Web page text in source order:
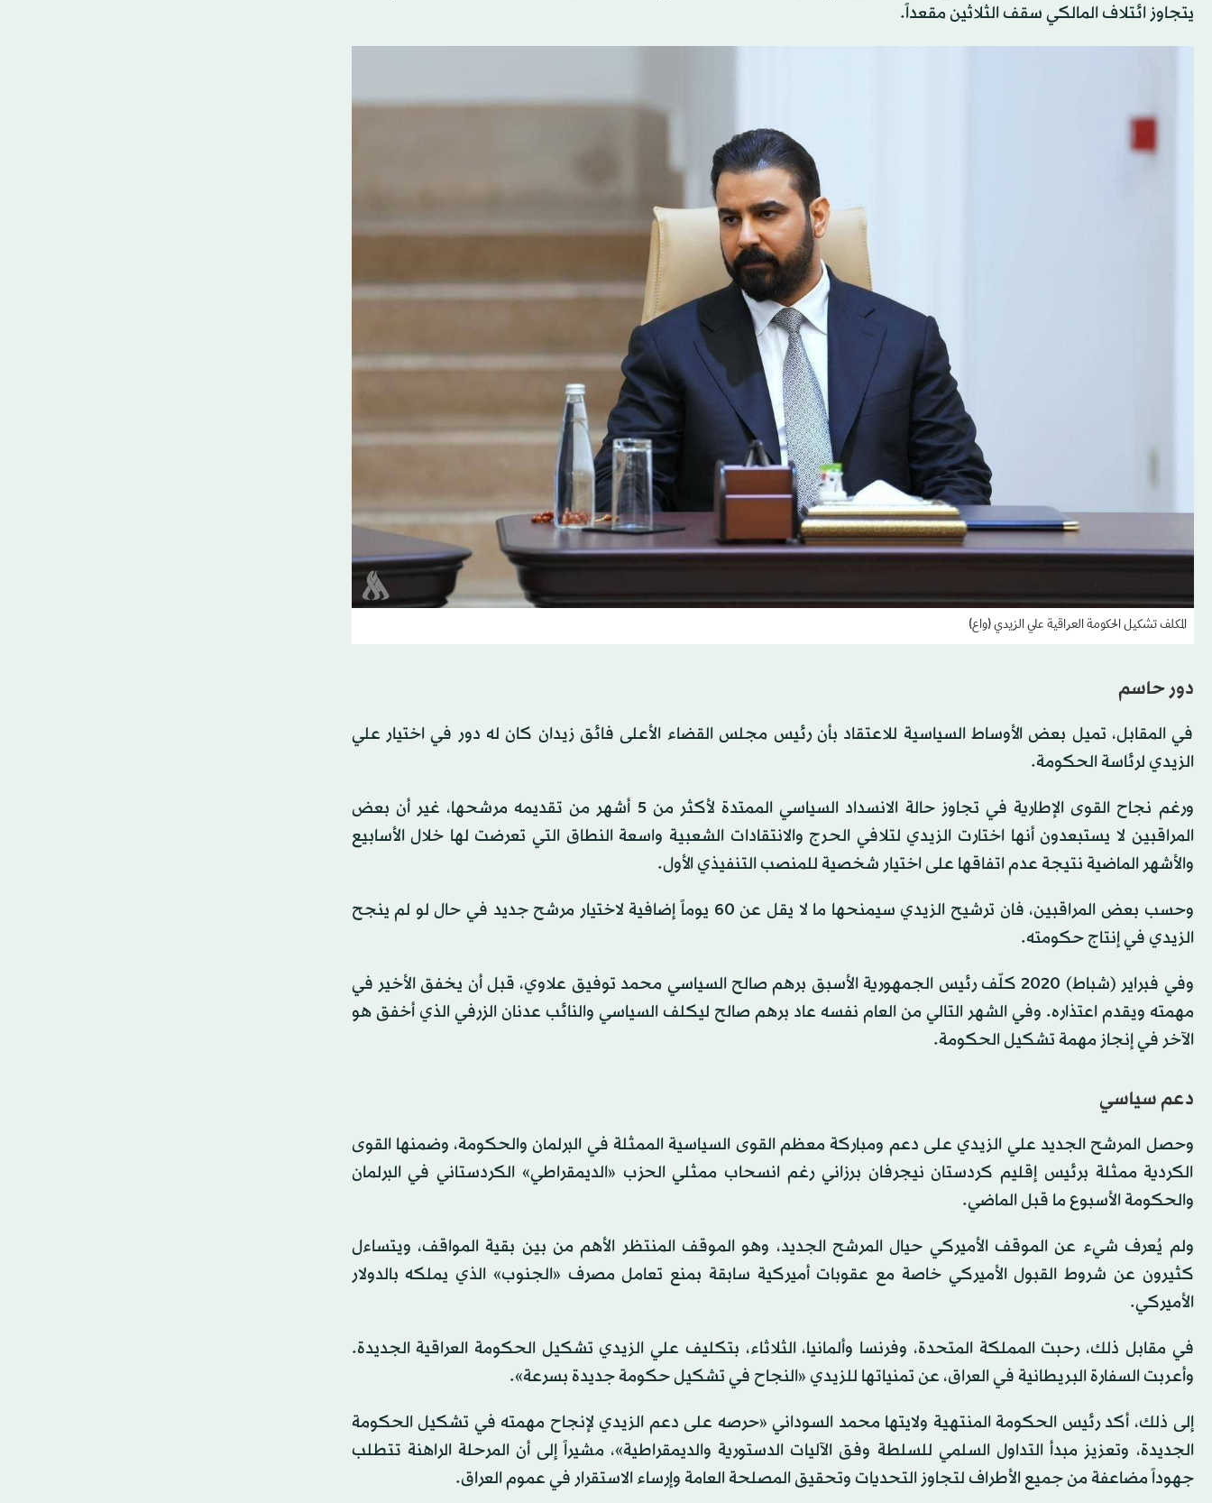
يتجاوز ائتلاف المالكي سقف الثلاثين مقعداً.
المكلف تشكيل الحكومة العراقية علي الزيدي (واع)
دور حاسم
في المقابل، تميل بعض الأوساط السياسية للاعتقاد بأن رئيس مجلس القضاء الأعلى فائق زيدان كان له دور في اختيار علي
الزيدي لرئاسة الحكومة.
ورغم نجاح القوى الإطارية في تجاوز حالة الانسداد السياسي الممتدة لأكثر من 5 أشهر من تقديمه مرشحها، غير أن بعض
المراقبين لا يستبعدون أنها اختارت الزيدي لتلافي الحرج والانتقادات الشعبية واسعة النطاق التي تعرضت لها خلال الأسابيع
والأشهر الماضية نتيجة عدم اتفاقها على اختيار شخصية للمنصب التنفيذي الأول.
وحسب بعض المراقبين، فان ترشيح الزيدي سيمنحها ما لا يقل عن 60 يوماً إضافية لاختيار مرشح جديد في حال لو لم ينجح
الزيدي في إنتاج حكومته.
وفي فبراير (شباط) 2020 كلّف رئيس الجمهورية الأسبق برهم صالح السياسي محمد توفيق علاوي، قبل أن يخفق الأخير في
مهمته ويقدم اعتذاره. وفي الشهر التالي من العام نفسه عاد برهم صالح ليكلف السياسي والنائب عدنان الزرفي الذي أخفق هو
الآخر في إنجاز مهمة تشكيل الحكومة.
دعم سياسي
وحصل المرشح الجديد علي الزيدي على دعم ومباركة معظم القوى السياسية الممثلة في البرلمان والحكومة، وضمنها القوى
الكردية ممثلة برئيس إقليم كردستان نيجرفان برزاني رغم انسحاب ممثلي الحزب «الديمقراطي» الكردستاني في البرلمان
والحكومة الأسبوع ما قبل الماضي.
ولم يُعرف شيء عن الموقف الأميركي حيال المرشح الجديد، وهو الموقف المنتظر الأهم من بين بقية المواقف، ويتساءل
كثيرون عن شروط القبول الأميركي خاصة مع عقوبات أميركية سابقة بمنع تعامل مصرف «الجنوب» الذي يملكه بالدولار
الأميركي.
في مقابل ذلك، رحبت المملكة المتحدة، وفرنسا وألمانيا، الثلاثاء، بتكليف علي الزيدي تشكيل الحكومة العراقية الجديدة.
وأعربت السفارة البريطانية في العراق، عن تمنياتها للزيدي «النجاح في تشكيل حكومة جديدة بسرعة».
إلى ذلك، أكد رئيس الحكومة المنتهية ولايتها محمد السوداني «حرصه على دعم الزيدي لإنجاح مهمته في تشكيل الحكومة
الجديدة، وتعزيز مبدأ التداول السلمي للسلطة وفق الآليات الدستورية والديمقراطية»، مشيراً إلى أن المرحلة الراهنة تتطلب
جهوداً مضاعفة من جميع الأطراف لتجاوز التحديات وتحقيق المصلحة العامة وإرساء الاستقرار في عموم العراق.